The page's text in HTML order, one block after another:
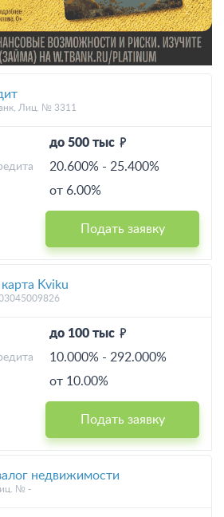
Лиц. № 3311
до 500 тыс
20.600% - 25.400%
от 6.00%
Подать заявку
Kviku
до 100 тыс
10.000% - 292.000%
от 10.00%
Подать заявку
недвижимости
№ -